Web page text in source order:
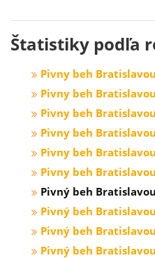
Štatistiky podľa
Pivny beh
Pivny beh
Pivny beh
Pivny beh
Pivny beh
Pivny beh
Pivný beh
Pivný beh
Pivný beh
Pivný beh